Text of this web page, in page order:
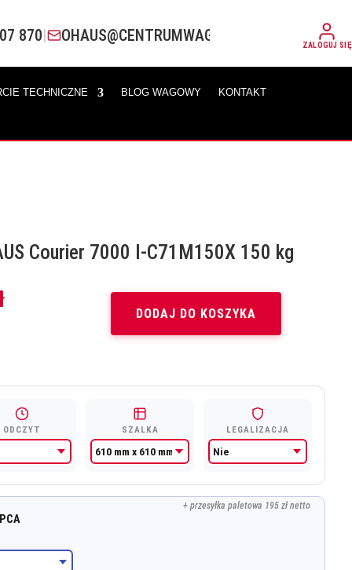
870| OHAUS@CENTRUMWAG.PL
ZALOGUJ SIĘ
TECHNICZNE BLOG WAGOWY KONTAKT
Courier 7000 I-C71M150X 150 kg
Aktualna
DODAJ DO KOSZYKA
ODCZYT SZALKA LEGALIZACJA
+ przesyłka paletowa 195 zł netto